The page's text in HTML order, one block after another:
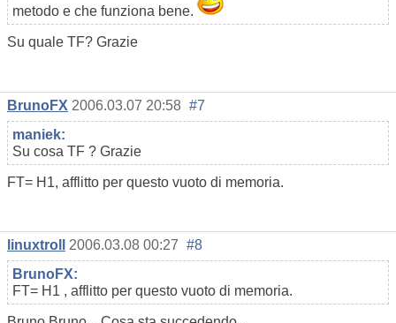
metodo e che funziona bene.
Su quale TF? Grazie
BrunoFX 2006.03.07 20:58 #7
maniek:
Su cosa TF ? Grazie
FT= H1, afflitto per questo vuoto di memoria.
linuxtroll 2006.03.08 00:27 #8
BrunoFX:
FT= H1 , afflitto per questo vuoto di memoria.